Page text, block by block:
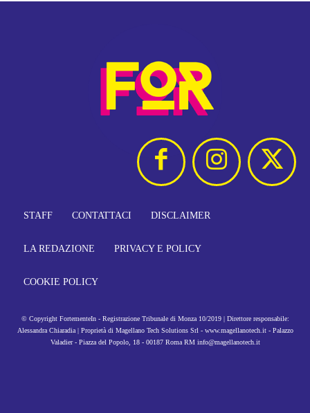
STAFF CONTATTACI DISCLAIMER
LA REDAZIONE PRIVACY E POLICY
COOKIE POLICY
© Copyright FortementeIn - Registrazione Tribunale di Monza 10/2019 | Direttore responsabile:
Alessandra Chiaradia | Proprietà di Magellano Tech Solutions Srl - www.magellanotech.it - Palazzo
Valadier - Piazza del Popolo, 18 - 00187 Roma RM info@magellanotech.it